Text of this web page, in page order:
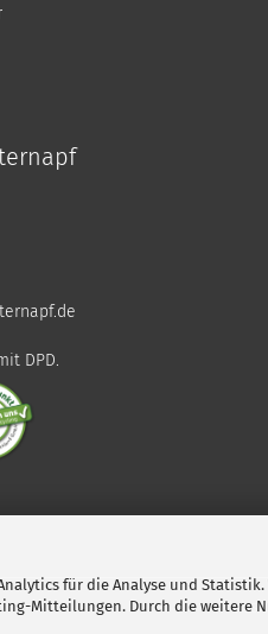
für die Analyse und
Mitteilungen. Durch die weitere
DPD.